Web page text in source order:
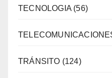
TECNOLOGIA (56)
TRÁNSITO (124)